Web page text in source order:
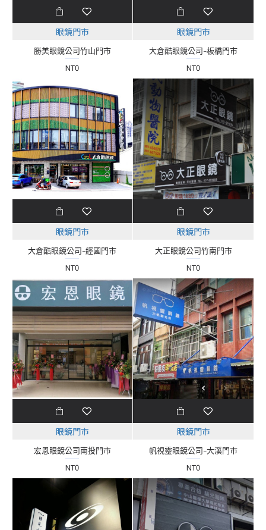
眼鏡門市
勝美眼鏡公司竹山門市
NT0
眼鏡門市
大倉酷眼鏡公司-板橋門市
NT0
眼鏡門市
大倉酷眼鏡公司-經國門市
NT0
眼鏡門市
大正眼鏡公司竹南門市
NT0
眼鏡門市
宏恩眼鏡公司南投門市
NT0
眼鏡門市
帆視靈眼鏡公司-大溪門市
NT0